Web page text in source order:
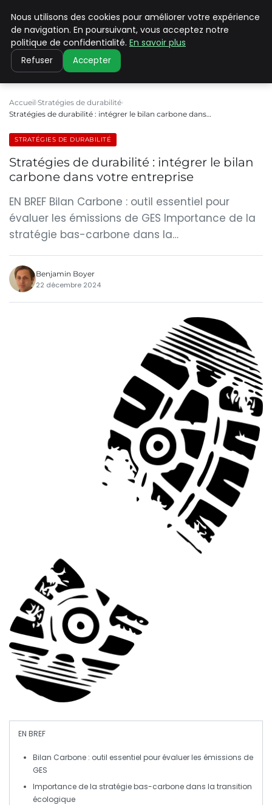
CLIMATE C ADVANCED
Accueil Stratégies de durabilité
Stratégies de durabilité : intégrer le bilan carbone dans…
STRATÉGIES DE DURABILITÉ
Stratégies de durabilité : intégrer le bilan
carbone dans votre entreprise
EN BREF Bilan Carbone : outil essentiel pour
évaluer les émissions de GES Importance de la
stratégie bas-carbone dans la…
Benjamin Boyer
22 décembre 2024
EN BREF
Bilan Carbone : outil essentiel pour évaluer les émissions de
GES
Importance de la stratégie bas-carbone dans la transition
écologique
Nous utilisons des cookies pour améliorer votre expérience
de navigation. En poursuivant, vous acceptez notre
politique de confidentialité. En savoir plus
Refuser Accepter